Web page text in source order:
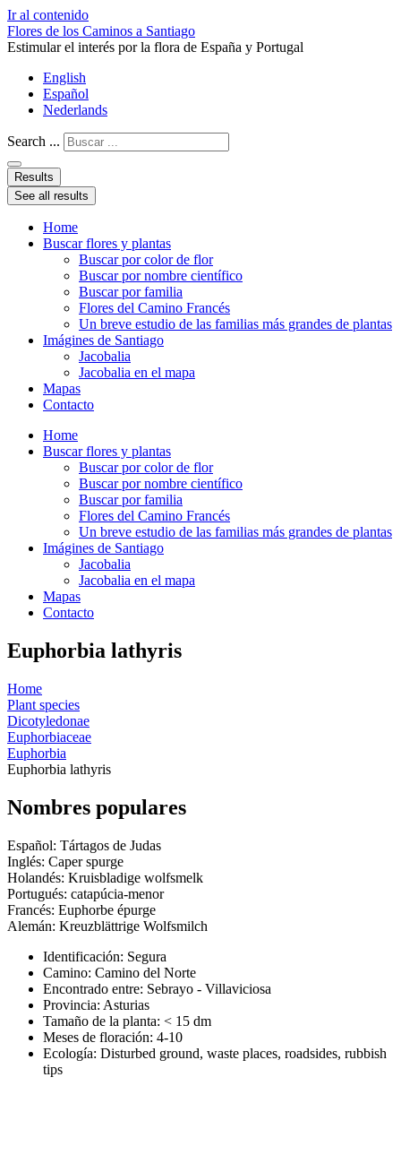
Ir al contenido
Flores de los Caminos a Santiago
Estimular el interés por la flora de España y Portugal
English
Español
Nederlands
Search ...
Results
See all results
Home
Buscar flores y plantas
Buscar por color de flor
Buscar por nombre científico
Buscar por familia
Flores del Camino Francés
Un breve estudio de las familias más grandes de plantas
Imágines de Santiago
Jacobalia
Jacobalia en el mapa
Mapas
Contacto
Home
Buscar flores y plantas
Buscar por color de flor
Buscar por nombre científico
Buscar por familia
Flores del Camino Francés
Un breve estudio de las familias más grandes de plantas
Imágines de Santiago
Jacobalia
Jacobalia en el mapa
Mapas
Contacto
Euphorbia lathyris
Home
Plant species
Dicotyledonae
Euphorbiaceae
Euphorbia
Euphorbia lathyris
Nombres populares
Español: Tártagos de Judas
Inglés: Caper spurge
Holandés: Kruisbladige wolfsmelk
Portugués: catapúcia-menor
Francés: Euphorbe épurge
Alemán: Kreuzblättrige Wolfsmilch
Identificación: Segura
Camino: Camino del Norte
Encontrado entre: Sebrayo - Villaviciosa
Provincia: Asturias
Tamaño de la planta: < 15 dm
Meses de floración: 4-10
Ecología: Disturbed ground, waste places, roadsides, rubbish
tips